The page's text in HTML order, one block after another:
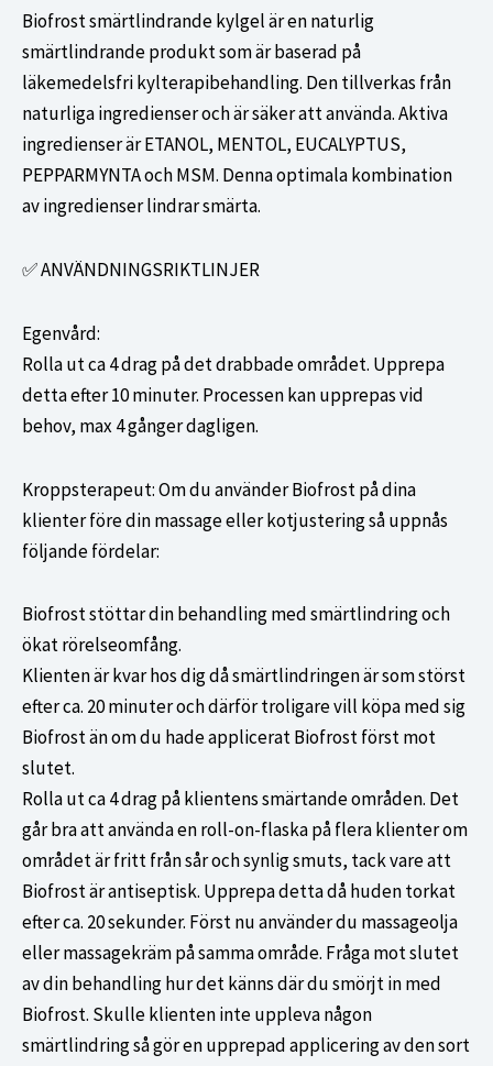
Biofrost smärtlindrande kylgel är en naturlig
smärtlindrande produkt som är baserad på
läkemedelsfri kylterapibehandling. Den tillverkas från
naturliga ingredienser och är säker att använda. Aktiva
ingredienser är ETANOL, MENTOL, EUCALYPTUS,
PEPPARMYNTA och MSM. Denna optimala kombination
av ingredienser lindrar smärta.
✅ ANVÄNDNINGSRIKTLINJER
Egenvård:
Rolla ut ca 4 drag på det drabbade området. Upprepa
detta efter 10 minuter. Processen kan upprepas vid
behov, max 4 gånger dagligen.
Kroppsterapeut: Om du använder Biofrost på dina
klienter före din massage eller kotjustering så uppnås
följande fördelar:
Biofrost stöttar din behandling med smärtlindring och
ökat rörelseomfång.
Klienten är kvar hos dig då smärtlindringen är som störst
efter ca. 20 minuter och därför troligare vill köpa med sig
Biofrost än om du hade applicerat Biofrost först mot
slutet.
Rolla ut ca 4 drag på klientens smärtande områden. Det
går bra att använda en roll-on-flaska på flera klienter om
området är fritt från sår och synlig smuts, tack vare att
Biofrost är antiseptisk. Upprepa detta då huden torkat
efter ca. 20 sekunder. Först nu använder du massageolja
eller massagekräm på samma område. Fråga mot slutet
av din behandling hur det känns där du smörjt in med
Biofrost. Skulle klienten inte uppleva någon
smärtlindring så gör en upprepad applicering av den sort